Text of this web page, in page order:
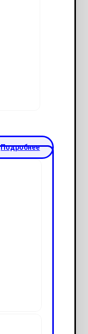
Подробнее